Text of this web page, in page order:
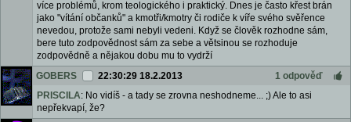
více problémů, krom teologického i praktický. Dnes je často křest brán
jako "vítání občanků" a kmotři/kmotry či rodiče k víře svého svěřence
nevedou, protože sami nebyli vedeni. Když se člověk rozhodne sám,
bere tuto zodpovědnost sám za sebe a větsinou se rozhoduje
zodpovědně a nějakou dobu mu to vydrží
GOBERS
22:30:29 18.2.2013
1 odpověď
PRISCILA: No vidíš - a tady se zrovna neshodneme... ;) Ale to asi
nepřekvapí, že?